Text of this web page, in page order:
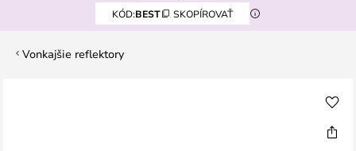
KÓD:BEST SKOPÍROVAŤ
Vonkajšie reflektory